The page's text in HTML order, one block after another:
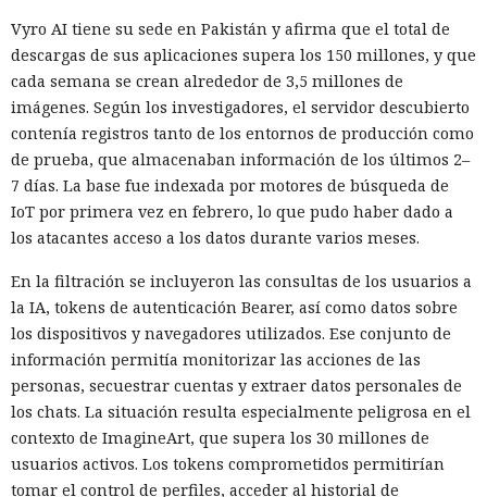
Vyro AI tiene su sede en Pakistán y afirma que el total de
descargas de sus aplicaciones supera los 150 millones, y que
cada semana se crean alrededor de 3,5 millones de
imágenes. Según los investigadores, el servidor descubierto
contenía registros tanto de los entornos de producción como
de prueba, que almacenaban información de los últimos 2–
7 días. La base fue indexada por motores de búsqueda de
IoT por primera vez en febrero, lo que pudo haber dado a
los atacantes acceso a los datos durante varios meses.
En la filtración se incluyeron las consultas de los usuarios a
la IA, tokens de autenticación Bearer, así como datos sobre
los dispositivos y navegadores utilizados. Ese conjunto de
información permitía monitorizar las acciones de las
personas, secuestrar cuentas y extraer datos personales de
los chats. La situación resulta especialmente peligrosa en el
contexto de ImagineArt, que supera los 30 millones de
usuarios activos. Los tokens comprometidos permitirían
tomar el control de perfiles, acceder al historial de